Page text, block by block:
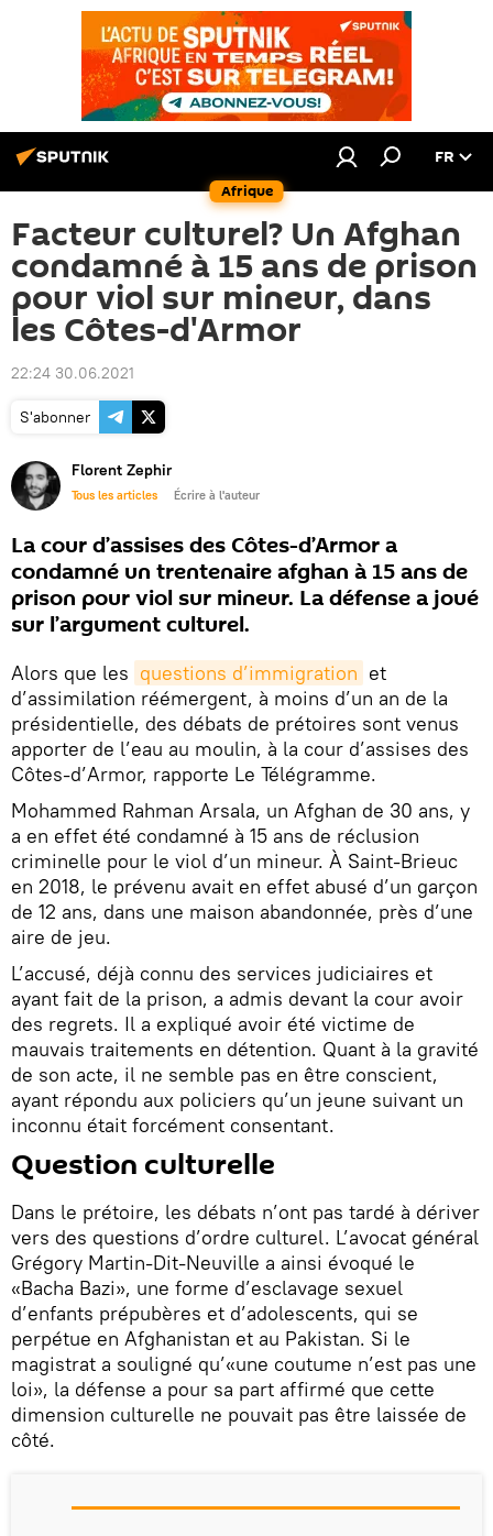
Afrique
FR
Facteur culturel? Un Afghan
condamné à 15 ans de prison
pour viol sur mineur, dans
les Côtes-d'Armor
22:24 30.06.2021
S'abonner
Florent Zephir
Tous les articles Écrire à l'auteur
La cour d’assises des Côtes-d’Armor a
condamné un trentenaire afghan à 15 ans de
prison pour viol sur mineur. La défense a joué
sur l’argument culturel.
Alors que les questions d’immigration et
d’assimilation réémergent, à moins d’un an de la
présidentielle, des débats de prétoires sont venus
apporter de l’eau au moulin, à la cour d’assises des
Côtes-d’Armor, rapporte Le Télégramme.
Mohammed Rahman Arsala, un Afghan de 30 ans, y
a en effet été condamné à 15 ans de réclusion
criminelle pour le viol d’un mineur. À Saint-Brieuc
en 2018, le prévenu avait en effet abusé d’un garçon
de 12 ans, dans une maison abandonnée, près d’une
aire de jeu.
L’accusé, déjà connu des services judiciaires et
ayant fait de la prison, a admis devant la cour avoir
des regrets. Il a expliqué avoir été victime de
mauvais traitements en détention. Quant à la gravité
de son acte, il ne semble pas en être conscient,
ayant répondu aux policiers qu’un jeune suivant un
inconnu était forcément consentant.
Question culturelle
Dans le prétoire, les débats n’ont pas tardé à dériver
vers des questions d’ordre culturel. L’avocat général
Grégory Martin-Dit-Neuville a ainsi évoqué le
«Bacha Bazi», une forme d’esclavage sexuel
d’enfants prépubères et d’adolescents, qui se
perpétue en Afghanistan et au Pakistan. Si le
magistrat a souligné qu’«une coutume n’est pas une
loi», la défense a pour sa part affirmé que cette
dimension culturelle ne pouvait pas être laissée de
côté.